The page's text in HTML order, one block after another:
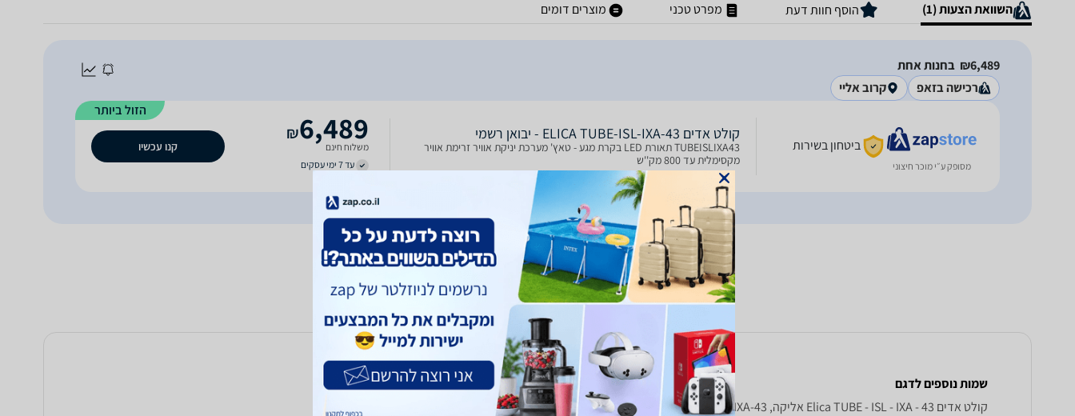
השוואת הצעות (1) הוסף חוות דעת מפרט טכני מוצרים דומים
6,489‏₪
בחנות אחת
רכישה בזאפ
קרוב אליי
הזול ביותר
מסופק ע״י מוכר חיצוני
ביטחון בשירות
קולט אדים ELICA TUBE-ISL-IXA-43 - יבואן רשמי
TUBEISLIXA43 תאורת LED בקרת מגע - טאץ' מערכת יניקת אוויר זרימת אוויר
מקסימלית עד 800 מק''ש
6,489
₪
משלוח חינם
עד 7 ימי עסקים
קנו עכשיו
שמות נוספים לדגם
קולט אדים Elica TUBE - ISL - IXA - 43 אליקה, TUBE-ISL-IXA-43 אליקה , אליקה TUBE-ISL-IXA-43